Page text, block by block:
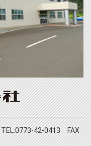
42-0413 FAX